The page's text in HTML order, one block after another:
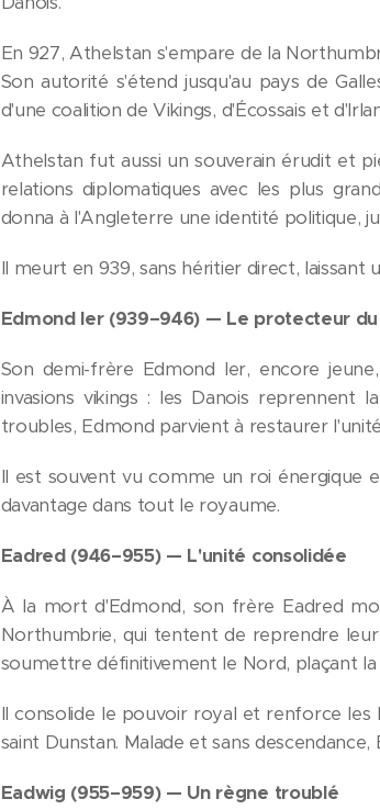
En 927, Athelstan s'empare de la
Son autorité s'étend jusqu'au pays de
d'une coalition de Vikings, d'Écossais et
Athelstan fut aussi un souverain érudit et
relations diplomatiques avec les plus
donna à l'Angleterre une identité politique,
Il meurt en 939, sans héritier direct, laissant
Edmond Ier (939–946) — Le protecteur
Son demi-frère Edmond Ier, encore
invasions vikings : les Danois
troubles, Edmond parvient à restaurer
Il est souvent vu comme un roi énergique
davantage dans tout le royaume.
Eadred (946–955) — L'unité consolidée
À la mort d'Edmond, son frère Eadred
Northumbrie, qui tentent de reprendre
soumettre définitivement le Nord, plaçant
Il consolide le pouvoir royal et renforce
saint Dunstan. Malade et sans
Eadwig (955–959) — Un règne troublé